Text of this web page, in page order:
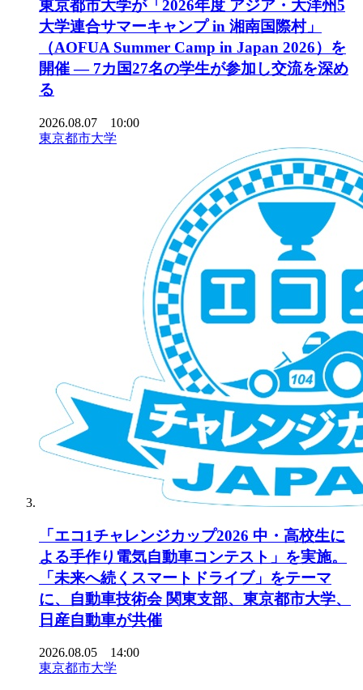
東京都市大学が「2026年度 アジア・大洋州5
大学連合サマーキャンプ in 湘南国際村」
（AOFUA Summer Camp in Japan 2026）を
開催 ― 7カ国27名の学生が参加し交流を深め
る
2026.08.07 10:00
東京都市大学
「エコ1チャレンジカップ2026 中・高校生に
よる手作り電気自動車コンテスト」を実施。
「未来へ続くスマートドライブ」をテーマ
に、自動車技術会 関東支部、東京都市大学、
日産自動車が共催
2026.08.05 14:00
東京都市大学